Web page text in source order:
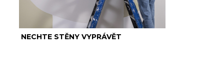
NECHTE STĚNY VYPRÁVĚT